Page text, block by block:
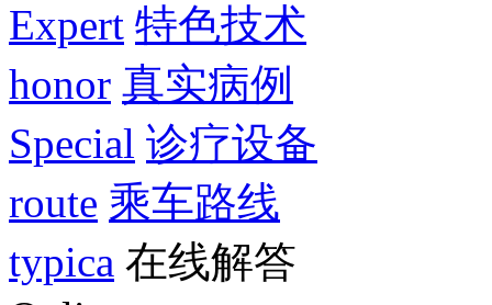
Expert 特色技术
honor 真实病例
Special 诊疗设备
route 乘车路线
typica 在线解答